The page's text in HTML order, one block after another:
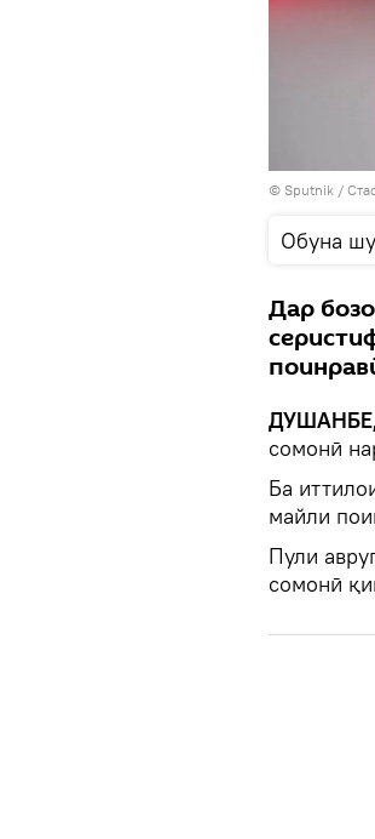
© Sputnik /
Обуна
Дар
ДУШАНБЕ,
сомонӣ
Ба
майли
Пули
сомонӣ